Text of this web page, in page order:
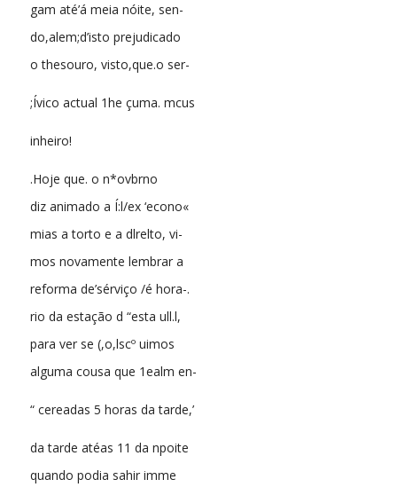
gam até’á meia nóite, sen-
do,alem;d’isto prejudicado
o thesouro, visto,que.o ser-
;Ívico actual 1he çuma. mcus
inheiro!
.Hoje que. o n*ovbrno
diz animado a Í:l/ex ‘econo«
mias a torto e a dlrelto, vi-
mos novamente lembrar a
reforma de’sérviço /é hora-.
rio da estação d “esta ull.l,
para ver se (,o,lscº uimos
alguma cousa que 1ealm en-
“ cereadas 5 horas da tarde,’
da tarde atéas 11 da npoite
quando podia sahir imme